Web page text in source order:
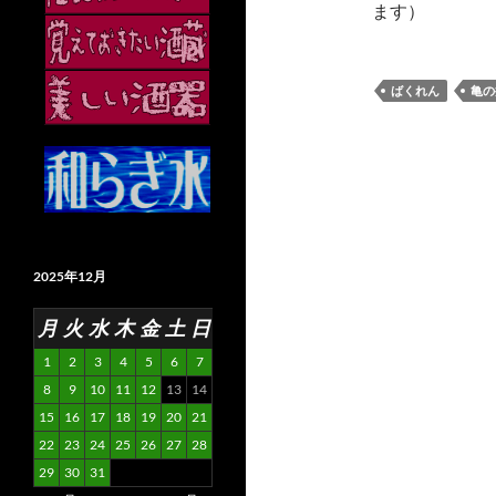
ます）
ばくれん 亀
2025年12月
月 火 水 木 金 土 日
1 2 3 4 5 6
7
8
9 10 11 12 13
14
15
16 17 18 19 20 21
22 23 24 25 26 27 28
29
30
31